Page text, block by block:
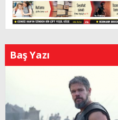
Baş Yazı